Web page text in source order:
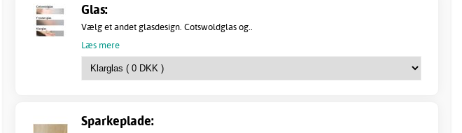
Glas:
Vælg et andet glasdesign. Cotswoldglas og..
Læs mere
Sparkeplade: